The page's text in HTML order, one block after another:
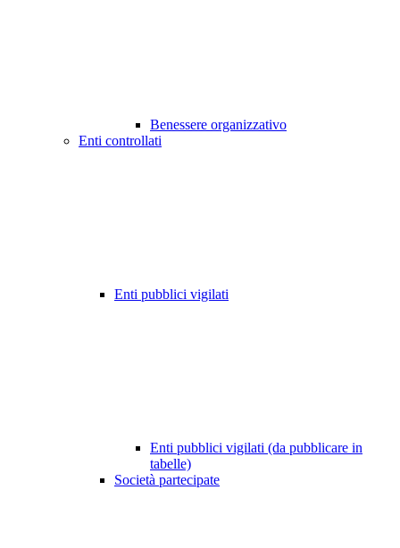
Benessere organizzativo
Enti controllati
Enti pubblici vigilati
Enti pubblici vigilati (da pubblicare in
tabelle)
Società partecipate